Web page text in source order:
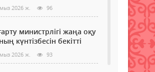
2026 ж. 96
министрлігі жаңа оқу
күнтізбесін бекітті
2026 ж. 93